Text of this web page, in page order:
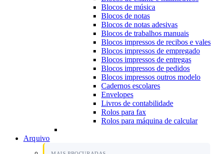
Blocos de música
Blocos de notas
Blocos de notas adesivas
Blocos de trabalhos manuais
Blocos impressos de recibos e vales
Blocos impressos de empregado
Blocos impressos de entregas
Blocos impressos de pedidos
Blocos impressos outros modelo
Cadernos escolares
Envelopes
Livros de contabilidade
Rolos para fax
Rolos para máquina de calcular
Arquivo